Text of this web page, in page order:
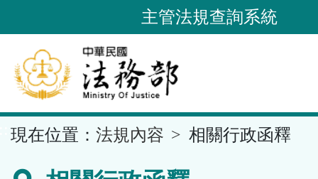
到
要
內
容
區
主管法規查詢系統
現在位置： 法規內容 相關行政函釋